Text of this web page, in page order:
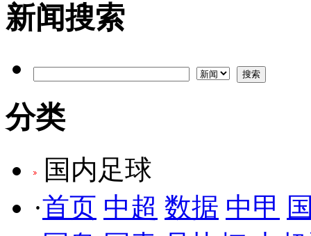
新闻搜索
分类
国内足球
·首页 中超 数据 中甲